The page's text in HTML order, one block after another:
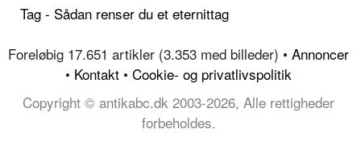
Tag - Sådan renser du et eternittag
Foreløbig 17.651 artikler (3.353 med billeder) • Annoncer
• Kontakt • Cookie- og privatlivspolitik
Copyright © antikabc.dk 2003-2026, Alle rettigheder
forbeholdes.